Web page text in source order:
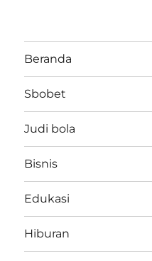
Beranda
Sbobet
Judi bola
Bisnis
Edukasi
Hiburan